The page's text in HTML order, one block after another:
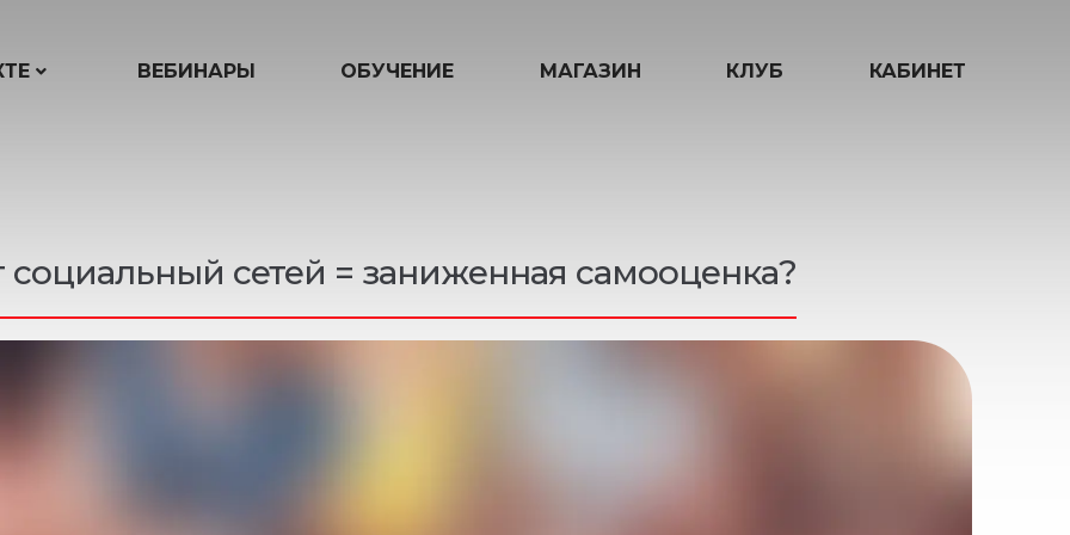
ВЕБИНАРЫ ОБУЧЕНИЕ МАГАЗИН КЛУБ КАБИНЕТ
социальный сетей = заниженная самооценка?